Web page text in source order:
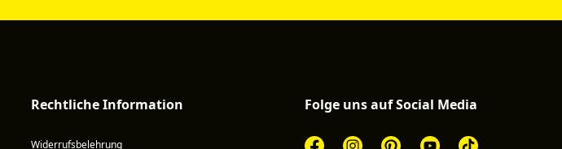
Rechtliche Information
Widerrufsbelehrung
Folge uns auf Social Media